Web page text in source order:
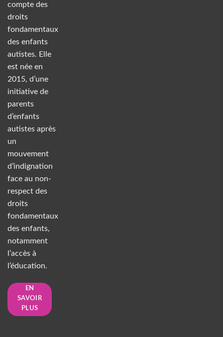
compte des
droits
fondamentaux
des enfants
autistes. Elle
est née en
2015, d’une
initiative de
parents
d’enfants
autistes après
un
mouvement
d’indignation
face au non-
respect des
droits
fondamentaux
des enfants,
notamment
l’accès à
l’éducation.
EN
SAVOIR
PLUS